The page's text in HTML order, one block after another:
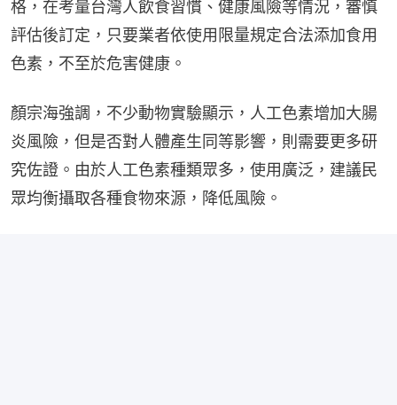
格，在考量台灣人飲食習慣、健康風險等情況，審慎
評估後訂定，只要業者依使用限量規定合法添加食用
色素，不至於危害健康。
顏宗海強調，不少動物實驗顯示，人工色素增加大腸
炎風險，但是否對人體產生同等影響，則需要更多研
究佐證。由於人工色素種類眾多，使用廣泛，建議民
眾均衡攝取各種食物來源，降低風險。